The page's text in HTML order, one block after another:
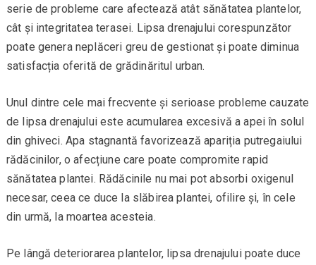
serie de probleme care afectează atât sănătatea plantelor,
cât și integritatea terasei. Lipsa drenajului corespunzător
poate genera neplăceri greu de gestionat și poate diminua
satisfacția oferită de grădinăritul urban.
Unul dintre cele mai frecvente și serioase probleme cauzate
de lipsa drenajului este acumularea excesivă a apei în solul
din ghiveci. Apa stagnantă favorizează apariția putregaiului
rădăcinilor, o afecțiune care poate compromite rapid
sănătatea plantei. Rădăcinile nu mai pot absorbi oxigenul
necesar, ceea ce duce la slăbirea plantei, ofilire și, în cele
din urmă, la moartea acesteia.
Pe lângă deteriorarea plantelor, lipsa drenajului poate duce